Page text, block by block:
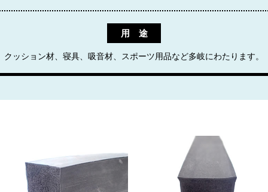
用 途
クッション材、寝具、吸音材、スポーツ用品など多岐にわたります。